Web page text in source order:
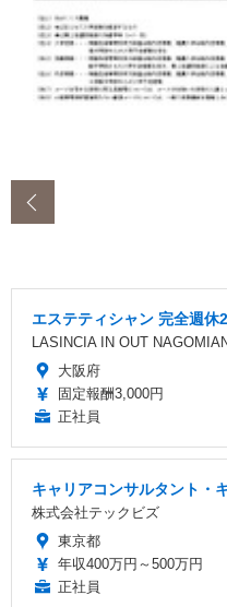
エステティシャン 完全週休
LASINCIA IN OUT
大阪府
固定報酬3,000円
正社員
キャリアコンサルタント・
株式会社テックビズ
東京都
年収400万円～500万円
正社員